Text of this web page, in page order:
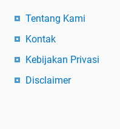
Tentang Kami
Kontak
Kebijakan Privasi
Disclaimer